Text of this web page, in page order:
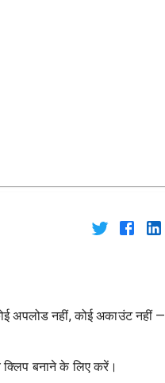
अपलोड नहीं, कोई अकाउंट नहीं —
बनाने के लिए करें।